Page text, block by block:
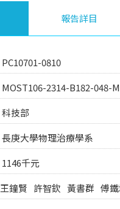
報告詳目
PC10701-0810
MOST106-2314-B182-048-
科技部
長庚大學物理治療學系
1146千元
王鐘賢 許智欽 黃書群 傅